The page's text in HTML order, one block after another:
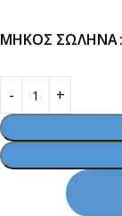
ΜΉΚΟΣ ΣΩΛΉΝΑ